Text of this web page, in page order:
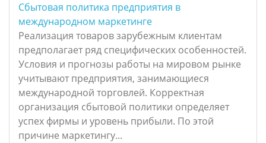
Сбытовая политика предприятия в
международном маркетинге
Реализация товаров зарубежным клиентам
предполагает ряд специфических особенностей.
Условия и прогнозы работы на мировом рынке
учитывают предприятия, занимающиеся
международной торговлей. Корректная
организация сбытовой политики определяет
успех фирмы и уровень прибыли. По этой
причине маркетингу...